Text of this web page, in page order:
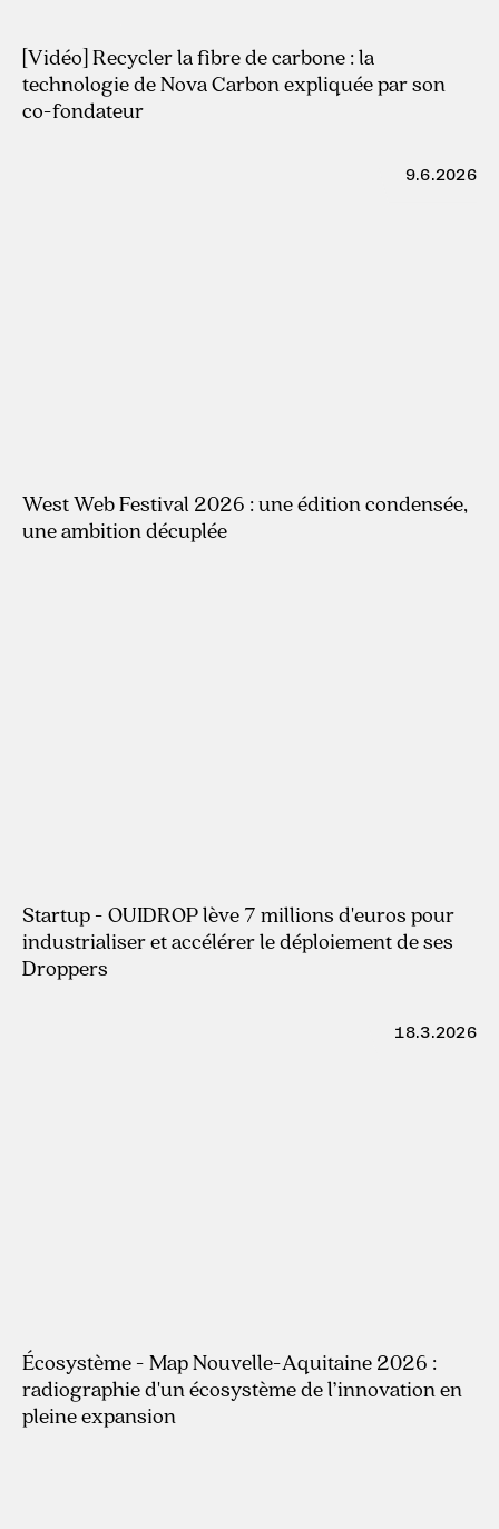
29.7.2026
[Vidéo] Recycler la fibre de carbone : la
technologie de Nova Carbon expliquée par son
co-fondateur
9.6.2026
West Web Festival 2026 : une édition condensée,
une ambition décuplée
22.4.2026
Startup - OUIDROP lève 7 millions d'euros pour
industrialiser et accélérer le déploiement de ses
Droppers
18.3.2026
Écosystème - Map Nouvelle-Aquitaine 2026 :
radiographie d'un écosystème de l’innovation en
pleine expansion